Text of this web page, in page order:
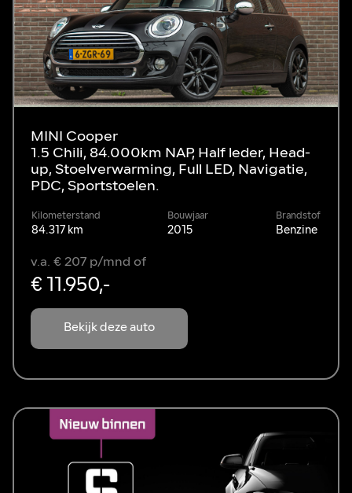
MINI Cooper
1.5 Chili, 84.000km NAP, Half leder, Head-
up, Stoelverwarming, Full LED, Navigatie,
PDC, Sportstoelen.
Kilometerstand
84.317 km
Bouwjaar
2015
Brandstof
Benzine
Bekijk deze auto
v.a. € 207 p/mnd of
€ 11.950,-